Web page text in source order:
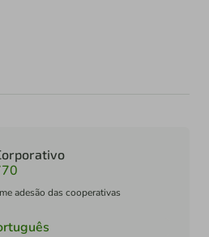
adesão das cooperativas